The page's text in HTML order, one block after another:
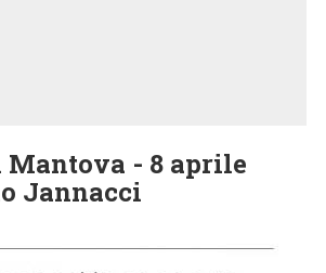
Mantova - 8 aprile
Jannacci